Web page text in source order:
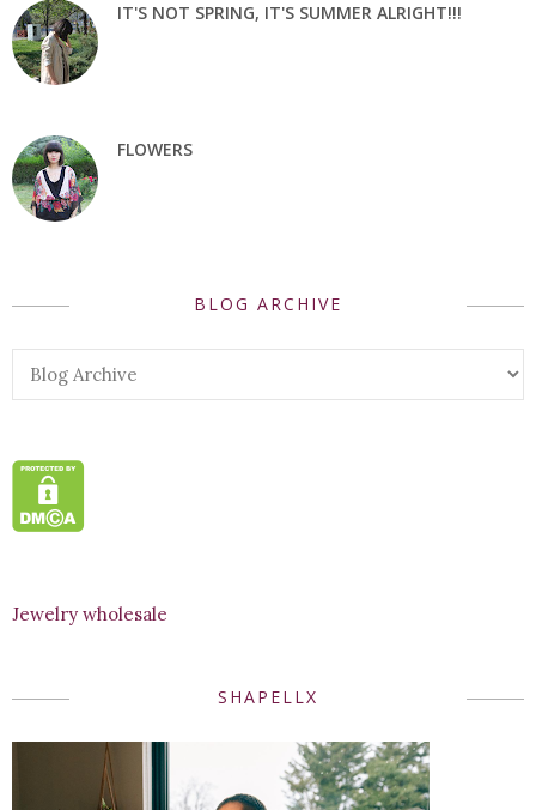
IT'S NOT SPRING, IT'S SUMMER ALRIGHT!!!
FLOWERS
BLOG ARCHIVE
Jewelry wholesale
SHAPELLX